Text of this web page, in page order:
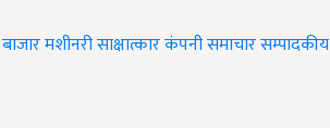
बाजारमशीनरीसाक्षात्कारकंपनी समाचारसम्पादकीय